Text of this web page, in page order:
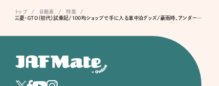
トップ 自動車
特集
三菱・GTO（初代）試乗記/100均ショップで手に入る車中泊グッズ/豪雨時、アンダーパスの冠水に注意/杉浦太陽のドライブミュージック